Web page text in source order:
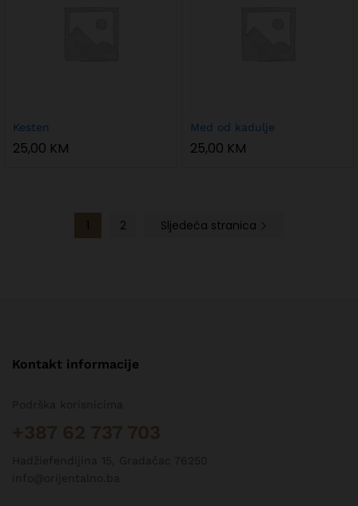
Kesten
25,00 KM
Med od kadulje
25,00 KM
1 2 Sljedeća stranica
Kontakt informacije